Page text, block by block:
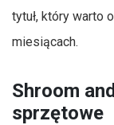
tytuł, który warto
miesiącach.
Shroom
sprzętowe